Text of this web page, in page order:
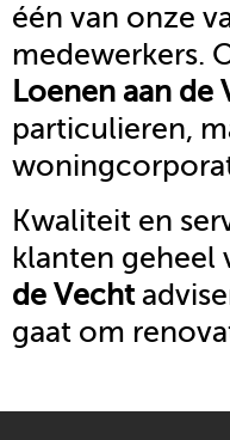
één van onze
medewerkers.
Loenen aan de
particulieren,
Kwaliteit en
klanten geheel
de Vecht
gaat om